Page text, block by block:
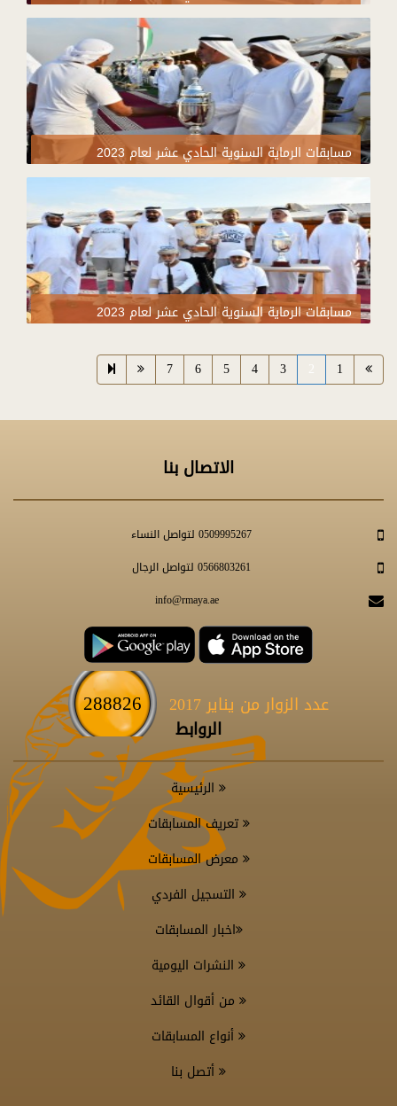
مسابقات الرماية السنوية الحادي عشر لعام 2023
مسابقات الرماية السنوية الحادي عشر لعام 2023
1
2
3
4
5
6
7
الاتصال بنا
0509995267 لتواصل النساء
0566803261 لتواصل الرجال
info@rmaya.ae
عدد الزوار من يناير 2017 288826
الروابط
الرئيسية
تعريف المسابقات
معرض المسابقات
التسجيل الفردي
اخبار المسابقات
النشرات اليومية
من أقوال القائد
أنواع المسابقات
أتصل بنا